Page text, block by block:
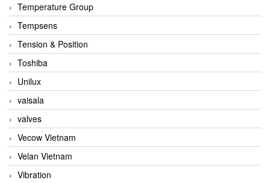
Temperature Group
Tempsens
Tension & Position
Toshiba
Unilux
vaisala
valves
Vecow Vietnam
Velan Vietnam
Vibration